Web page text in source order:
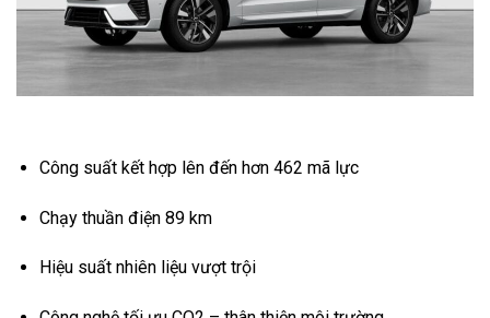
Công suất kết hợp lên đến hơn 462 mã lực
Chạy thuần điện 89 km
Hiệu suất nhiên liệu vượt trội